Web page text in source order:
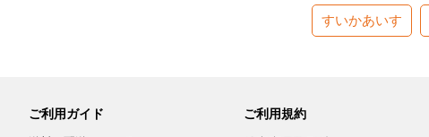
すいかあいす
ご利用ガイド ご利用規約